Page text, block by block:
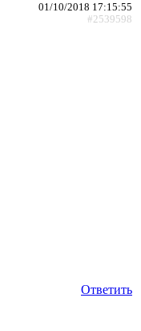
01/10/2018 17:15:55
#2539598
Ответить